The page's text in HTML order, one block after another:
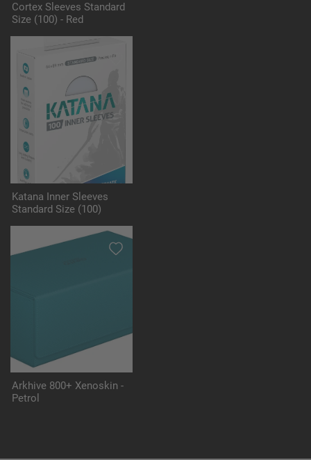
Cortex Sleeves Standard
Size (100) - Red
Katana Inner Sleeves
Standard Size (100)
Arkhive 800+ Xenoskin -
Petrol